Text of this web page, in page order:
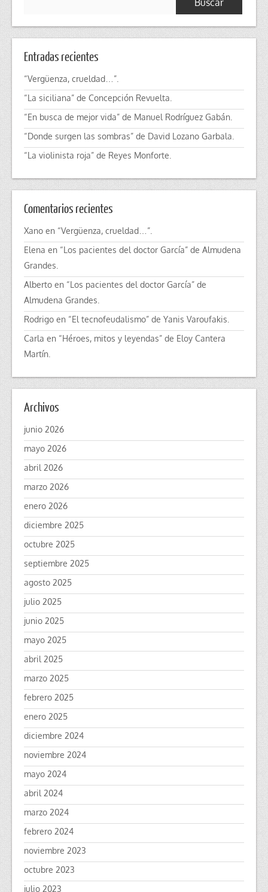
Entradas recientes
“Vergüenza, crueldad…”.
“La siciliana” de Concepción Revuelta.
“En busca de mejor vida” de Manuel Rodríguez Gabán.
“Donde surgen las sombras” de David Lozano Garbala.
“La violinista roja” de Reyes Monforte.
Comentarios recientes
Xano en “Vergüenza, crueldad…”.
Elena en “Los pacientes del doctor García” de Almudena
Grandes.
Alberto en “Los pacientes del doctor García” de
Almudena Grandes.
Rodrigo en “El tecnofeudalismo” de Yanis Varoufakis.
Carla en “Héroes, mitos y leyendas” de Eloy Cantera
Martín.
Archivos
junio 2026
mayo 2026
abril 2026
marzo 2026
enero 2026
diciembre 2025
octubre 2025
septiembre 2025
agosto 2025
julio 2025
junio 2025
mayo 2025
abril 2025
marzo 2025
febrero 2025
enero 2025
diciembre 2024
noviembre 2024
mayo 2024
abril 2024
marzo 2024
febrero 2024
noviembre 2023
octubre 2023
julio 2023